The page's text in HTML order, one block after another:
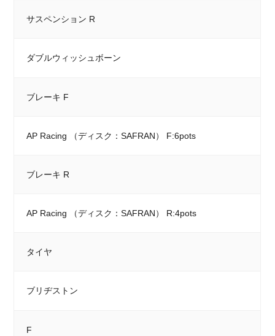
サスペンション R
ダブルウィッシュボーン
ブレーキ F
AP Racing （ディスク：SAFRAN） F:6pots
ブレーキ R
AP Racing （ディスク：SAFRAN） R:4pots
タイヤ
ブリヂストン
F